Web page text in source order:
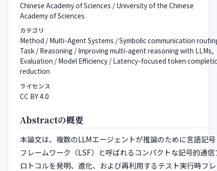
Chinese Academy of Sciences / University of the Chinese
Academy of Sciences
カテゴリ
Method / Multi-Agent Systems / Symbolic communication
Task / Reasoning / Improving multi-agent reasoning with LLMs,
Evaluation / Model Efficiency / Latency-focused token
reduction
ライセンス
CC BY 4.0
Abstractの概要
本論文は、複数のLLMエージェントが推論のために言語記号
フレームワーク（LSF）と呼ばれるコンパクトな記号的通信
ロトコルを発明、進化、および再利用するテスト実行時フレ